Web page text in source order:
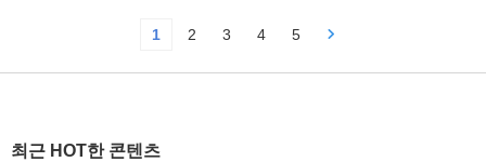
1 2 3 4 5
최근 HOT한 콘텐츠